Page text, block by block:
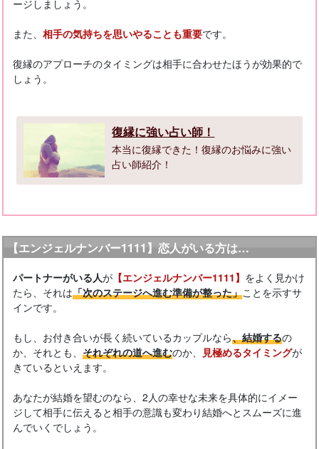
ージしましょう。
また、相手の気持ちを思いやることも重要です。
復縁のアプローチのタイミングは相手に合わせたほうが効果的で
しょう。
復縁に強い占い師！
本当に復縁できた！復縁のお悩みに強い
占い師紹介！
【エンジェルナンバー1111】恋人がいる方は…
パートナーがいる人が 【エンジェルナンバー1111】 をよく見かけ
たら、それは「次のステージへ進む準備が整った」ことを示すサ
インです。
もし、お付き合いが長く続いているカップルなら、結婚するの
か、それとも、それぞれの道へ進むのか、 見極めるタイミングが
きているといえます。
あなたが結婚を望むのなら、2人の幸せな未来を具体的にイメー
ジして相手に伝えると相手の意識も変わり結婚へとスムーズに進
んでいくでしょう。